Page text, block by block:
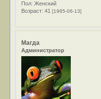
Пол: Женский
Возраст: 41[1985-06-13]
Магда
Администратор